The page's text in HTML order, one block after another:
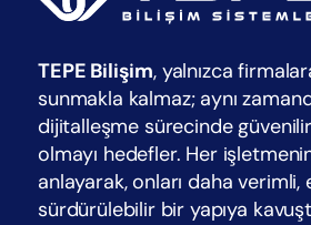
TEPE Bilişim, yalnızca
sunmakla kalmaz; aynı
dijitalleşme sürecinde
olmayı hedefler. Her
anlayarak, onları daha verimli,
sürdürülebilir bir yapıya